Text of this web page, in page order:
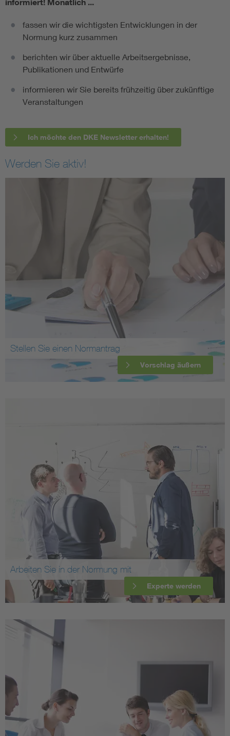
fassen wir die wichtigsten Entwicklungen in der
Normung kurz zusammen
berichten wir über aktuelle Arbeitsergebnisse,
Publikationen und Entwürfe
informieren wir Sie bereits frühzeitig über zukünftige
Veranstaltungen
Ich möchte den DKE Newsletter erhalten!
Werden Sie aktiv!
Stellen Sie einen Normantrag
Vorschlag äußern
Arbeiten Sie in der Normung mit
Experte werden